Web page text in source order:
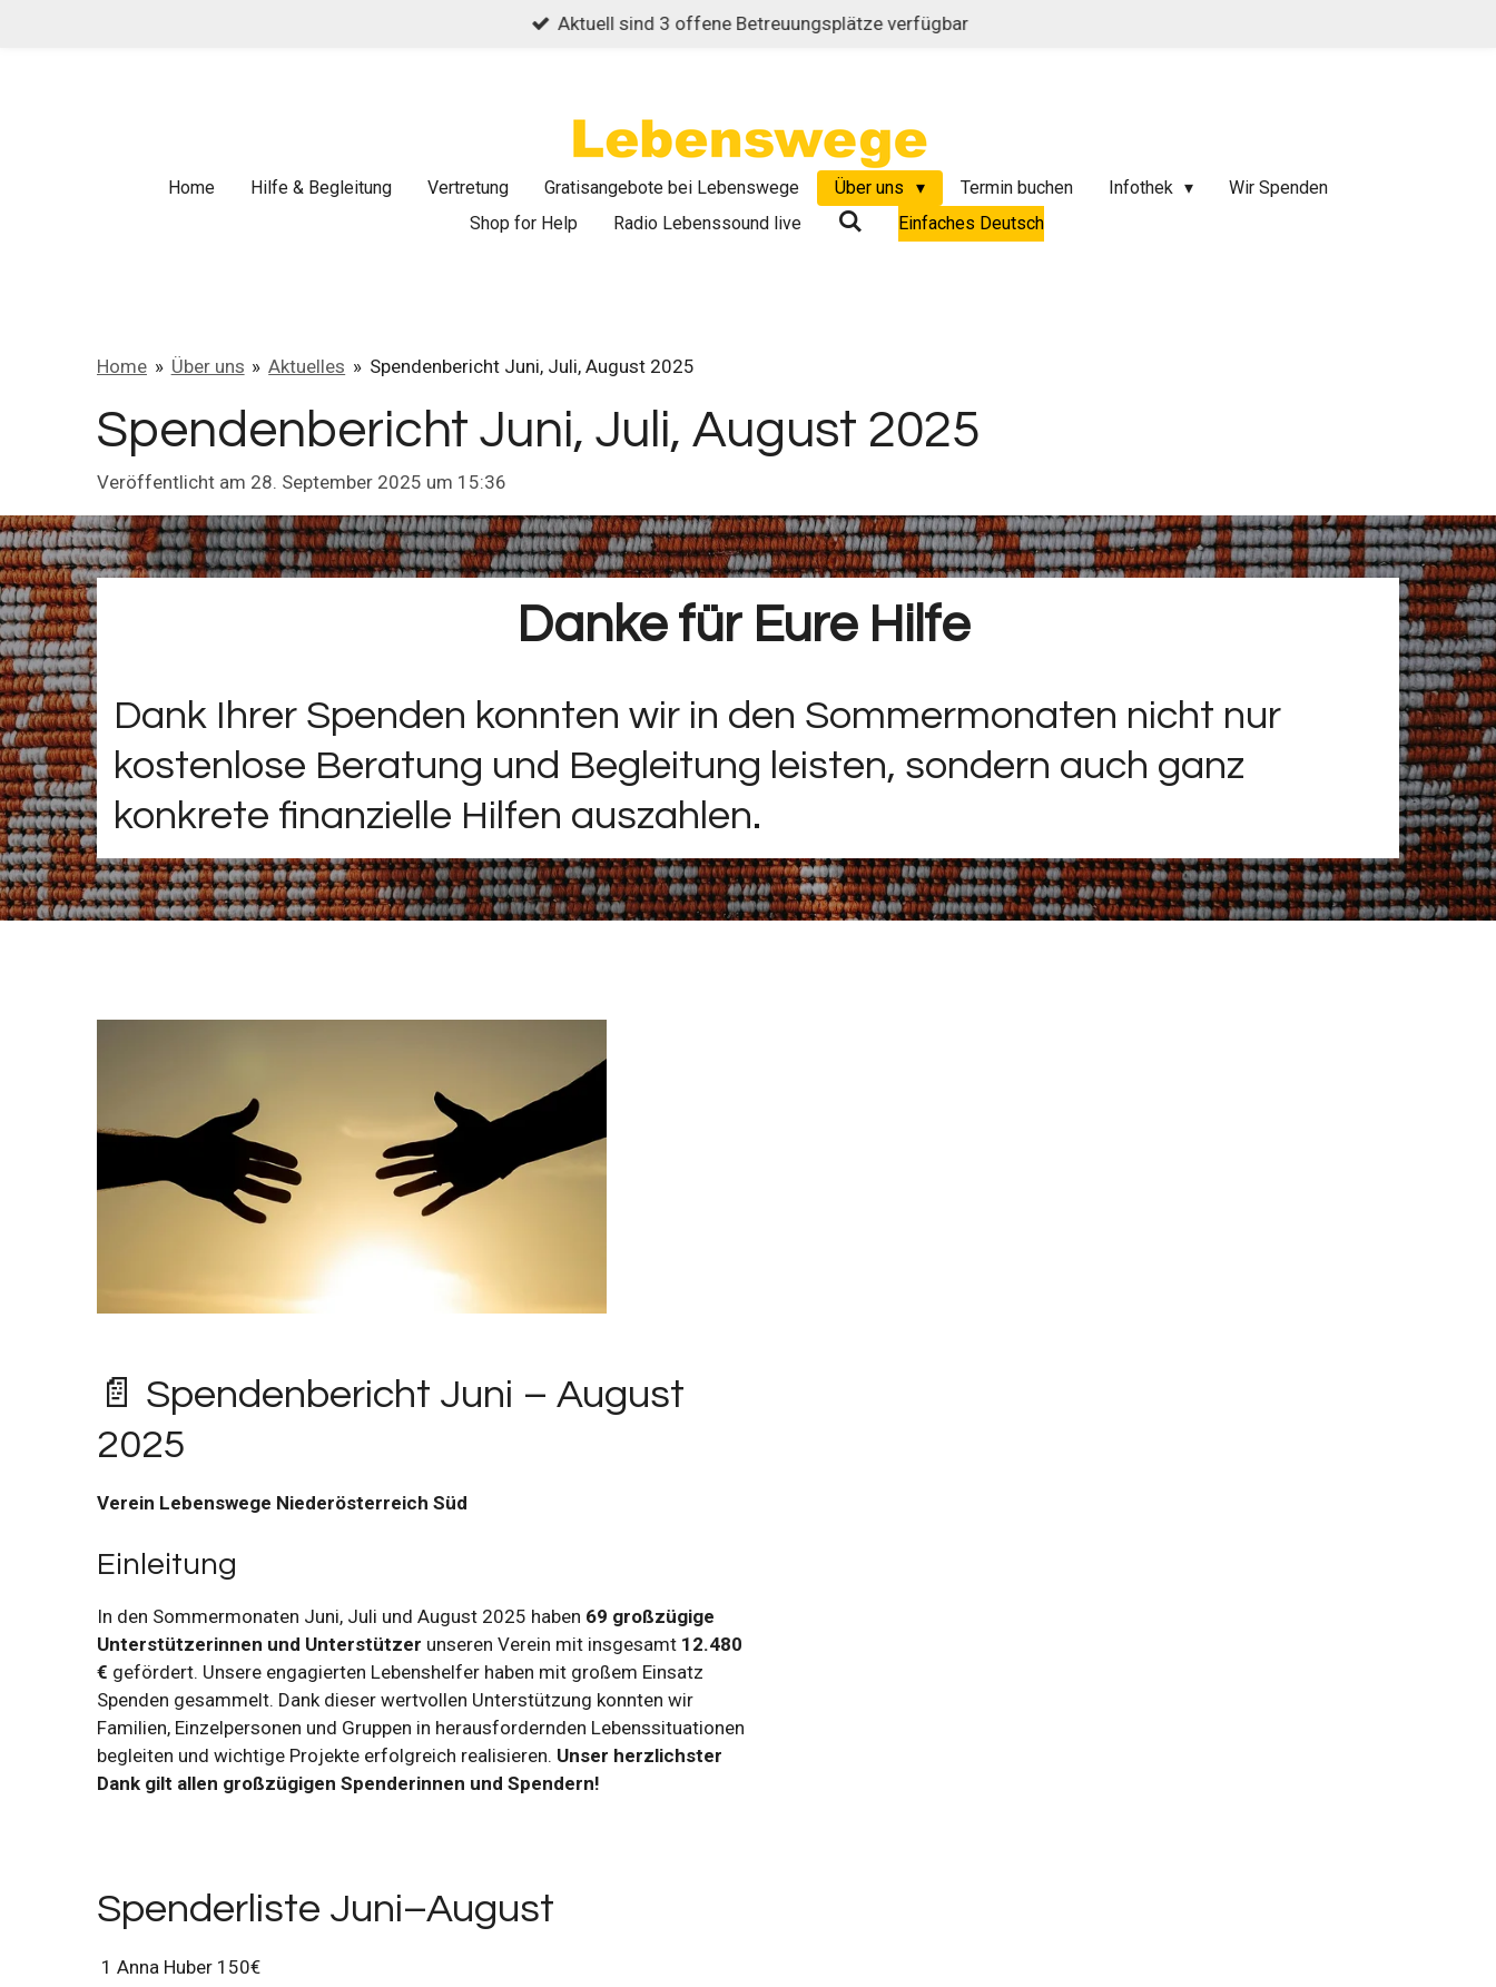
Aktuell sind 3 offene Betreuungsplätze verfügbar
Home Hilfe & Begleitung Vertretung Gratisangebote bei Lebenswege Über uns Termin buchen Infothek
Wir Spenden
Shop for Help
Radio Lebenssound live Einfaches Deutsch
Home » Über uns » Aktuelles » Spendenbericht Juni, Juli, August 2025
Spendenbericht Juni, Juli, August 2025
Veröffentlicht am 28. September 2025 um 15:36
Danke für Eure Hilfe
Dank Ihrer Spenden konnten wir in den Sommermonaten nicht nur
kostenlose Beratung und Begleitung leisten, sondern auch ganz
konkrete finanzielle Hilfen auszahlen.
📄 Spendenbericht Juni – August
2025
Verein Lebenswege Niederösterreich Süd
Einleitung
In den Sommermonaten Juni, Juli und August 2025 haben 69 großzügige
Unterstützerinnen und Unterstützer unseren Verein mit insgesamt 12.480
€ gefördert. Unsere engagierten Lebenshelfer haben mit großem Einsatz
Spenden gesammelt. Dank dieser wertvollen Unterstützung konnten wir
Familien, Einzelpersonen und Gruppen in herausfordernden Lebenssituationen
begleiten und wichtige Projekte erfolgreich realisieren. Unser herzlichster
Dank gilt allen großzügigen Spenderinnen und Spendern!
Spenderliste Juni–August
1 Anna Huber 150€